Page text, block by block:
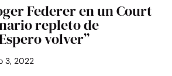
Federer en un Court
repleto de
volver”
3, 2022